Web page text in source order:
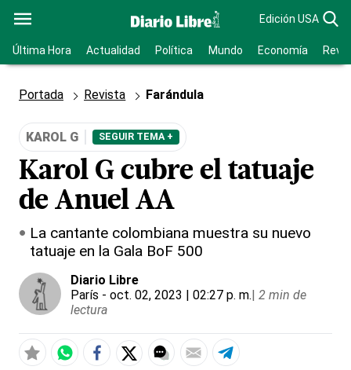
Edición USA
Última Hora Actualidad Política Mundo Economía
Portada Revista Farándula
KAROL G SEGUIR TEMA +
Karol G cubre el tatuaje
de Anuel AA
La cantante colombiana muestra su nuevo
tatuaje en la Gala BoF 500
Diario Libre
París - oct. 02, 2023 | 02:27 p. m.| 2 min de
lectura